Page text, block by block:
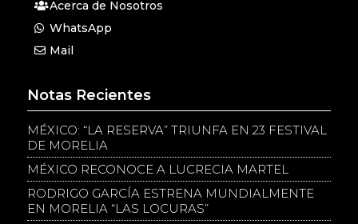
Acerca de Nosotros
WhatsApp
Mail
Notas Recientes
MÉXICO: “LA RESERVA” TRIUNFA EN 23 FESTIVAL
DE MORELIA
MÉXICO RECONOCE A LUCRECIA MARTEL
RODRIGO GARCÍA ESTRENA MUNDIALMENTE
EN MORELIA “LAS LOCURAS”